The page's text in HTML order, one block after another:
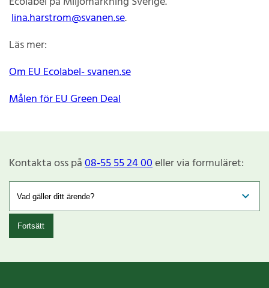
lina.harstrom@svanen.se.
Läs mer:
Om EU Ecolabel- svanen.se
Målen för EU Green Deal
Kontakta oss på08-55 55 24 00eller via formuläret:
Fortsätt